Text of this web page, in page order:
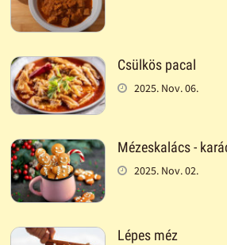
Csülkös pacal
2025. Nov. 06.
Mézeskalács -
2025. Nov. 02.
Lépes méz